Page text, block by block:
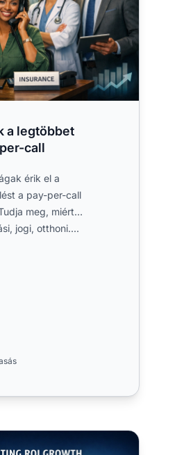
a legtöbbet
call
érik el a
a pay-per-call
meg, miért
jogi, otthoni....
ROI megértése és